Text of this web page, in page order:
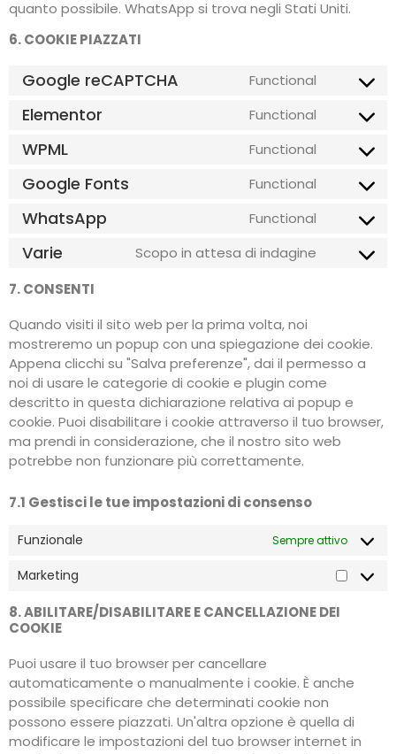
quanto possibile. WhatsApp si trova negli Stati Uniti.
6. COOKIE PIAZZATI
Google reCAPTCHA Functional
Elementor Functional
WPML Functional
Google Fonts Functional
WhatsApp Functional
Varie
Scopo in attesa di indagine
7. CONSENTI
Quando visiti il sito web per la prima volta, noi
mostreremo un popup con una spiegazione dei cookie.
Appena clicchi su "Salva preferenze", dai il permesso a
noi di usare le categorie di cookie e plugin come
descritto in questa dichiarazione relativa ai popup e
cookie. Puoi disabilitare i cookie attraverso il tuo browser,
ma prendi in considerazione, che il nostro sito web
potrebbe non funzionare più correttamente.
7.1 Gestisci le tue impostazioni di consenso
Funzionale Sempre attivo
Marketing
8. ABILITARE/DISABILITARE E CANCELLAZIONE DEI
COOKIE
Puoi usare il tuo browser per cancellare
automaticamente o manualmente i cookie. È anche
possibile specificare che determinati cookie non
possono essere piazzati. Un'altra opzione è quella di
modificare le impostazioni del tuo browser internet in